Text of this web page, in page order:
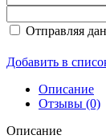
Отправляя
Добавить в
Описание
Отзывы (0)
Описание